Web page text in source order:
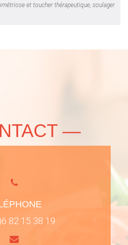
et toucher thérapeutique, soulager
—
82 15 38 19